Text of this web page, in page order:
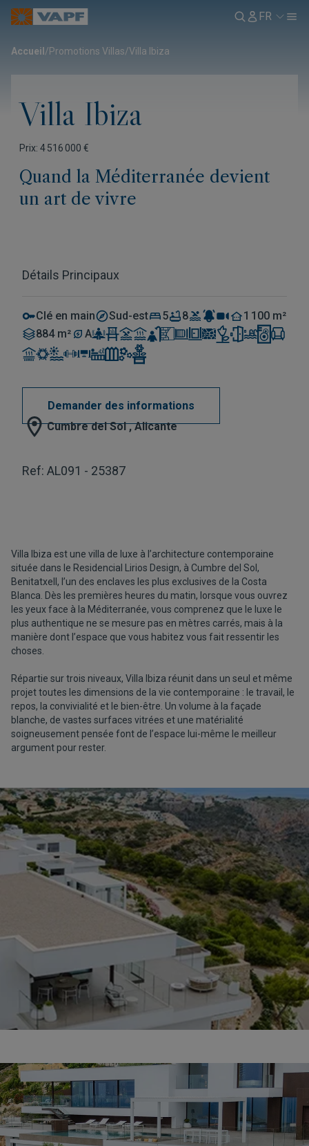
FR
Accueil /Promotions Villas/Villa Ibiza
Villa Ibiza
Prix: 4 516 000 €
Quand la Méditerranée devient
un art de vivre
Détails Principaux
Clé en main Sud-est 5 8
1 100 m²
884 m²
A
Demander des informations
Cumbre del Sol , Alicante
Ref: AL091 - 25387
Villa Ibiza est une villa de luxe à l’architecture contemporaine
située dans le Residencial Lirios Design, à Cumbre del Sol,
Benitatxell, l’un des enclaves les plus exclusives de la Costa
Blanca. Dès les premières heures du matin, lorsque vous ouvrez
les yeux face à la Méditerranée, vous comprenez que le luxe le
plus authentique ne se mesure pas en mètres carrés, mais à la
manière dont l’espace que vous habitez vous fait ressentir les
choses.
Répartie sur trois niveaux, Villa Ibiza réunit dans un seul et même
projet toutes les dimensions de la vie contemporaine : le travail, le
repos, la convivialité et le bien-être. Un volume à la façade
blanche, de vastes surfaces vitrées et une matérialité
soigneusement pensée font de l’espace lui-même le meilleur
argument pour rester.